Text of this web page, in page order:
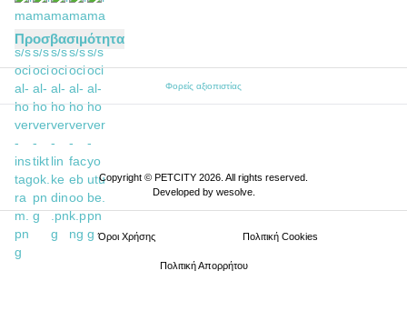
Προσβασιμότητα
Φορείς αξιοπιστίας
Copyright © PETCITY 2026. All rights reserved.
Developed by wesolve.
Όροι Xρήσης Πολιτική Cookies
Πολιτική Απορρήτου